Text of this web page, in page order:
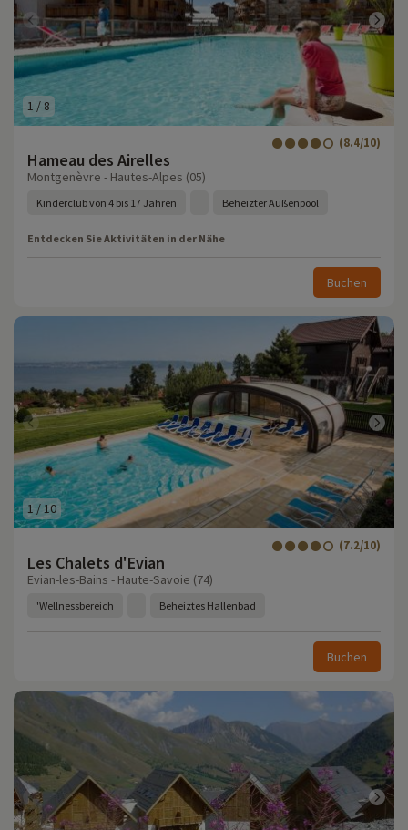
1 / 8
Hameau des Airelles
(8.4/10)
Montgenèvre - Hautes-Alpes (05)
Kinderclub von 4 bis 17 Jahren Beheizter Außenpool
Entdecken Sie Aktivitäten in der Nähe
Buchen
1 /10
Les Chalets d'Evian
(7.2/10)
Evian-les-Bains - Haute-Savoie (74)
'Wellnessbereich Beheiztes Hallenbad
Buchen